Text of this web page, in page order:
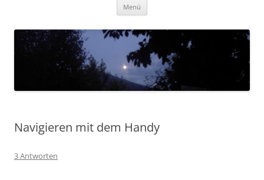
Menü
Navigieren mit dem Handy
3 Antworten